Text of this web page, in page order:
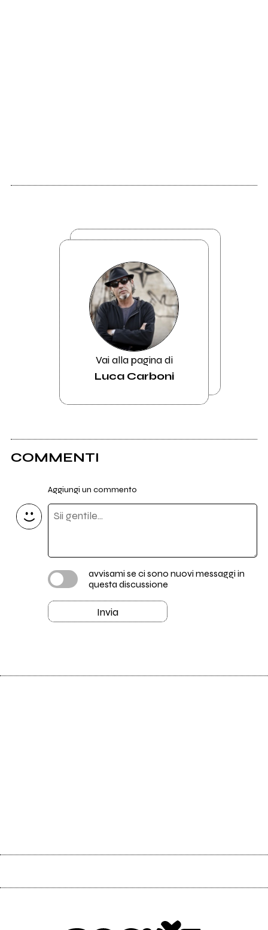
Vai alla pagina di
Luca Carboni
COMMENTI
Aggiungi un commento
avvisami se ci sono nuovi messaggi in
questa discussione
Invia